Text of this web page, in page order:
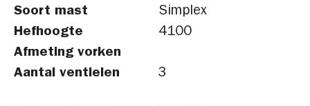
Soort mast
Simplex
Hefhoogte
4100
Afmeting vorken
Aantal ventielen
3